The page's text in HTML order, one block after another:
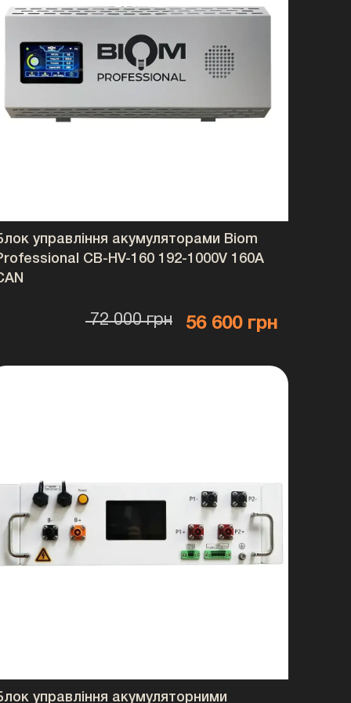
та комерційних об'єктів.
застосунок у режимі реального часу.
інверторами
Growatt, SMA, Victron та інші системи з CAN або
BMS
роботи акумулятора та забезпечує захист від:
інверторів.
системи без заміни основного обладнання.
управління акумуляторами Biom
CB-HV-160 192-1000V 160A
72 000 грн 56 600 грн
управління акумуляторними